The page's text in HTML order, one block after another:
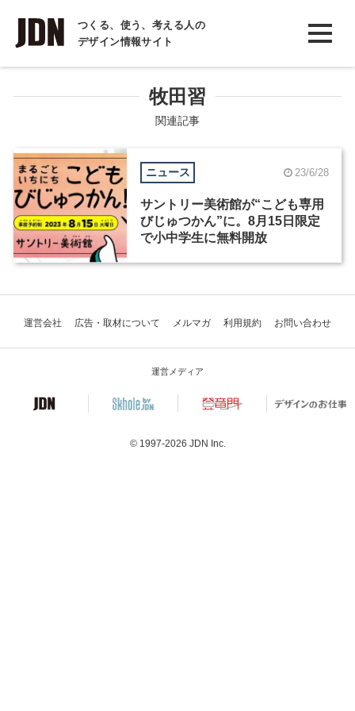
つくる、使う、考える人の
デザイン情報サイト
INTERVIEW
インタビュー
COLUMN
コラム
牧田習
関連記事
ニュース 23/6/28
サントリー美術館が“こども専用
びじゅつかん”に。8月15日限定
で小中学生に無料開放
運営会社 広告・取材について メルマガ 利用規約 お問い合わせ
運営メディア
© 1997-2026 JDN Inc.